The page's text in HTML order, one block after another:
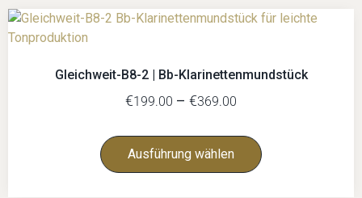
Gleichweit-B8-2 | Bb-Klarinettenmundstück
€199.00 – €369.00
Ausführung wählen